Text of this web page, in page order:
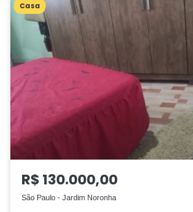
Casa
R$ 130.000,00
São Paulo - Jardim Noronha